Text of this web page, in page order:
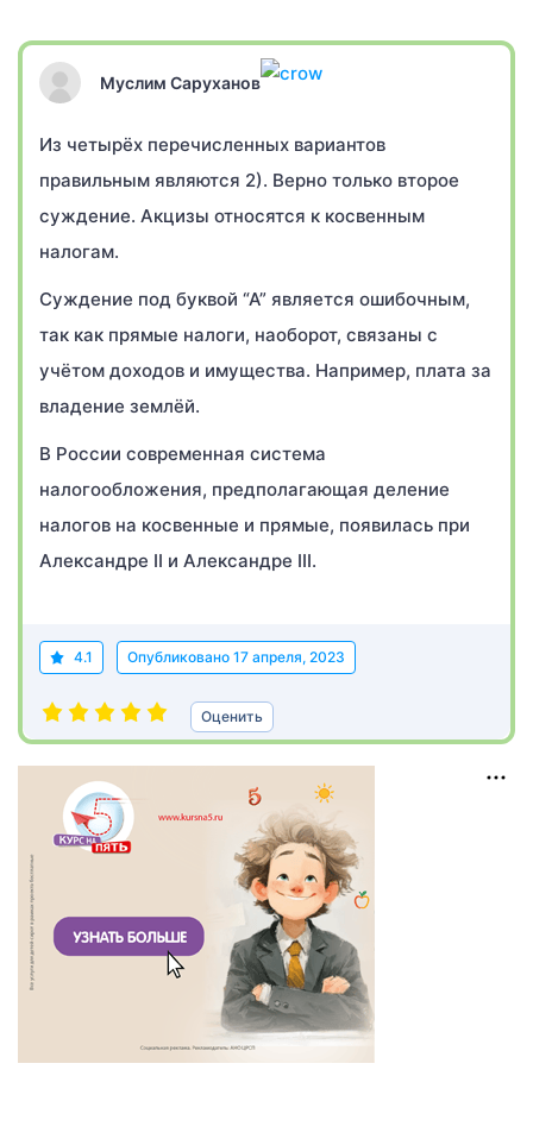
Муслим Саруханов
Из четырёх перечисленных вариантов
правильным являются 2). Верно только второе
суждение. Акцизы относятся к косвенным
налогам.
Суждение под буквой “А” является ошибочным,
так как прямые налоги, наоборот, связаны с
учётом доходов и имущества. Например, плата за
владение землёй.
В России современная система
налогообложения, предполагающая деление
налогов на косвенные и прямые, появилась при
Александре II и Александре III.
4.1 Опубликовано 17 апреля, 2023
Оценить